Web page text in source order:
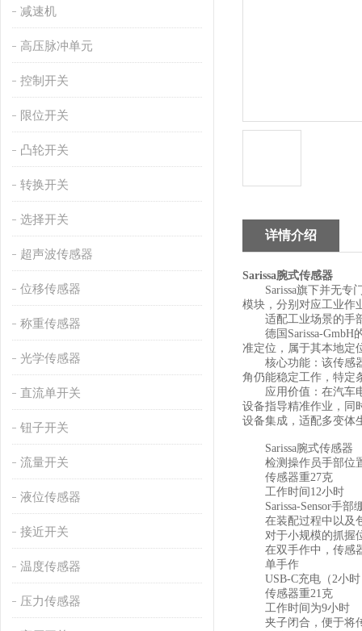
减速机
高压脉冲单元
控制开关
限位开关
凸轮开关
转换开关
选择开关
超声波传感器
位移传感器
称重传感器
光学传感器
直流单开关
钮子开关
流量开关
液位传感器
接近开关
温度传感器
压力传感器
详情介绍
Sarissa腕式传感器
Sarissa旗下并无专门
模块，分别对应工业作
适配工业场景的手
德国Sarissa-GmbH的
准定位，属于其本地定
核心功能：该传感器
角仍能稳定工作，特定
应用价值：在汽车电
设备指导精准作业，同
设备集成，适配多变体
Sarissa腕式传感器
检测操作员手部位置
传感器重27克
工作时间12小时
Sarissa-Sensor手部
在装配过程中以及包
对于小规模的抓握位
在双手作中，传感器
单手作
USB-C充电（2小时
传感器重21克
工作时间为9小时
夹子闭合，便于将